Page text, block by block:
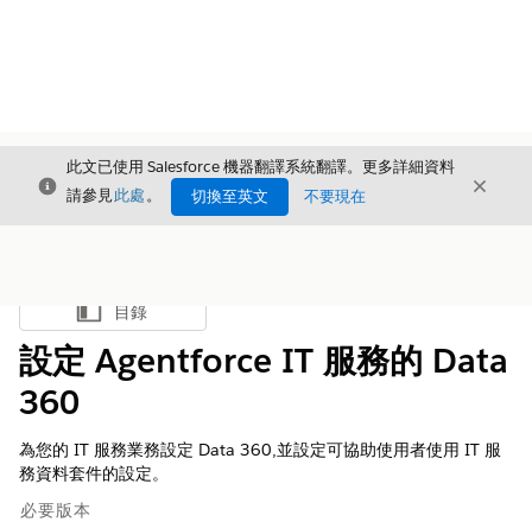
結束
此文已使用 Salesforce 機器翻譯系統翻譯。更多詳細資料
請參見此處。 切換至英文 不要現在 結束
顯示目錄
目錄
設定 Agentforce IT 服務的 Data
360
為您的 IT 服務業務設定 Data 360,並設定可協助使用者使用 IT 服
務資料套件的設定。
必要版本